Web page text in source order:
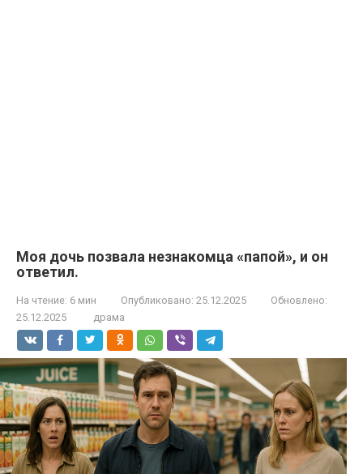
Моя дочь позвала незнакомца «папой», и он
ответил.
На чтение: 6 мин Опубликовано: 25.12.2025
Обновлено:
25.12.2025
драма